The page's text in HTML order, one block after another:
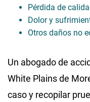
Pérdida de
Dolor y
Otros daños no
Un abogado de
White Plains de
caso y recopilar